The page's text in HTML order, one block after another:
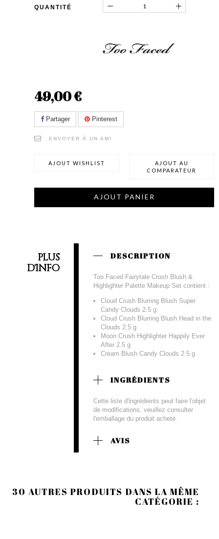
QUANTITÉ
49,00 €
Partager Pinterest
ENVOYER À UN AMI
AJOUT WISHLIST
AJOUT AU
COMPARATEUR
AJOUT PANIER
PLUS
D'INFO
DESCRIPTION
Too Faced Fairytale Crush Blush &
Highlighter Palette Makeup Set contient :
Cloud Crush Blurring Blush Super
Candy Clouds 2.5 g
Cloud Crush Blurring Blush Head in the
Clouds 2.5 g
Moon Crush Highlighter Happily Ever
After 2.5 g
Cream Blush Candy Clouds 2.5 g
INGRÉDIENTS
Cette liste d'ingrédients peut faire l'objet
de modifications, veuillez consulter
l'emballage du produit acheté.
AVIS
30 AUTRES PRODUITS DANS LA MÊME
CATÉGORIE :